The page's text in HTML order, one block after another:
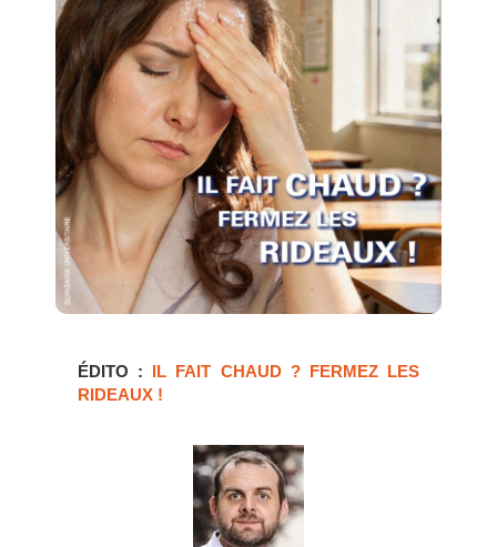
ÉDITO : IL FAIT CHAUD ? FERMEZ LES
RIDEAUX !